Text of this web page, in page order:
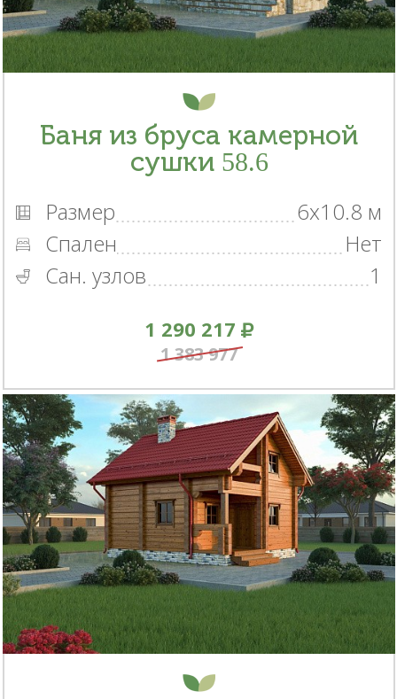
Баня из бруса камерной
сушки 58.6
Размер
6x10.8 м
Спален
Нет
Сан. узлов
1
1 290 217
1 383 977